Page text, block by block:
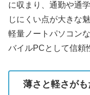
に収まり、通勤や通
じにくい点が大きな魅
軽量ノートパソコン
バイルPCとして信頼
薄さと軽さが